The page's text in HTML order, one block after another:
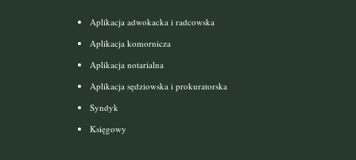
Aplikacja adwokacka i radcowska
Aplikacja komornicza
Aplikacja notarialna
Aplikacja sędziowska i prokuratorska
Syndyk
Księgowy